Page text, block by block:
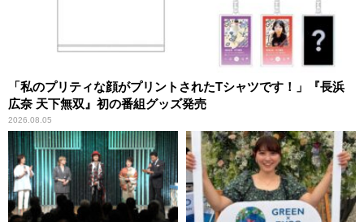
「私のプリティな顔がプリントされたTシャツです！」『長浜
広奈 天下無双』初の番組グッズ発売
2026.08.05